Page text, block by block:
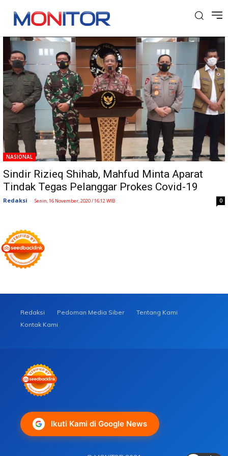
Tag: Kerumunan Massa
NASIONAL
Sindir Rizieq Shihab, Mahfud Minta Aparat
Tindak Tegas Pelanggar Prokes Covid-19
Redaksi - Senin, 16 November, 2020 / 16:12 WIB 0
Redaksi Pedoman Media Siber
Tentang Kami
Kontak Kami
Ikuti Kami di Google News